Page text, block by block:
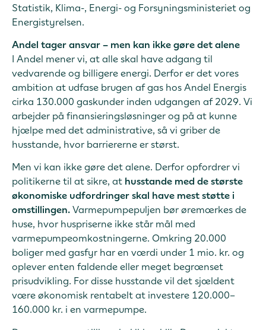
Statistik, Klima-, Energi- og Forsyningsministeriet og
Energistyrelsen.
Andel tager ansvar – men kan ikke gøre det alene
I Andel mener vi, at alle skal have adgang til
vedvarende og billigere energi. Derfor er det vores
ambition at udfase brugen af gas hos Andel Energis
cirka 130.000 gaskunder inden udgangen af 2029. Vi
arbejder på finansieringsløsninger og på at kunne
hjælpe med det administrative, så vi griber de
husstande, hvor barriererne er størst.
Men vi kan ikke gøre det alene. Derfor opfordrer vi
politikerne til at sikre, at husstande med de største
økonomiske udfordringer skal have mest støtte i
omstillingen. Varmepumpepuljen bør øremærkes de
huse, hvor huspriserne ikke står mål med
varmepumpeomkostningerne. Omkring 20.000
boliger med gasfyr har en værdi under 1 mio. kr. og
oplever enten faldende eller meget begrænset
prisudvikling. For disse husstande vil det sjældent
være økonomisk rentabelt at investere 120.000–
160.000 kr. i en varmepumpe.